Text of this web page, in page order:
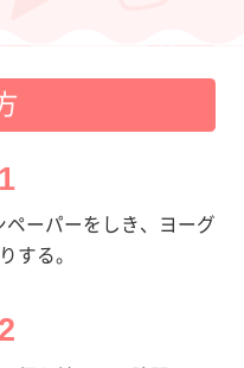
1
ーパーをしき、ヨーグ
する。
2